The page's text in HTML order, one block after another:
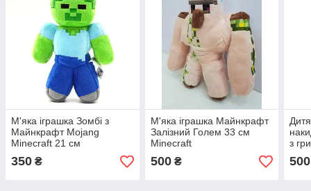
М'яка іграшка Зомбі з
Майнкрафт Mojang
Minecraft 21 см
350 ₴
М'яка іграшка Майнкрафт
Залізний Голем 33 см
Minecraft
500₴
з
500